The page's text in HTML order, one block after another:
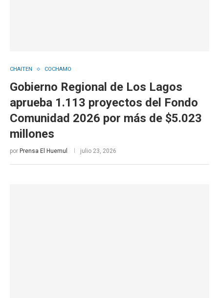
CHAITEN COCHAMO
Gobierno Regional de Los Lagos
aprueba 1.113 proyectos del Fondo
Comunidad 2026 por más de $5.023
millones
por Prensa El Huemul julio 23, 2026